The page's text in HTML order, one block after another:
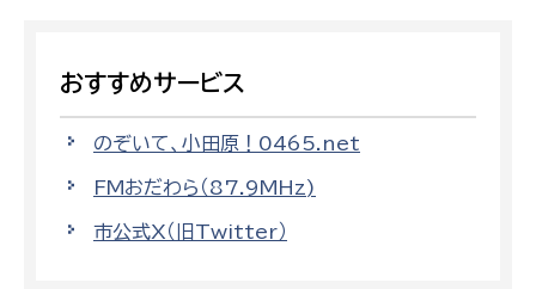
おすすめサービス
のぞいて、小田原！0465.net
FMおだわら（87.9MHz)
市公式X（旧Twitter）